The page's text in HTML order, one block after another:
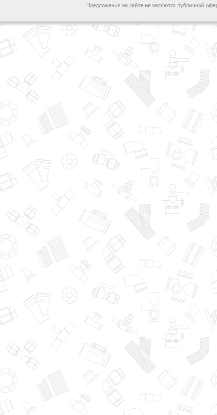
Предложения на сайте не являются публичной